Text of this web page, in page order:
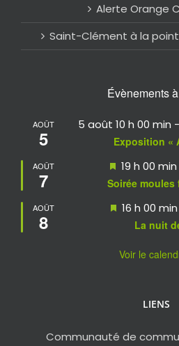
Alerte Orange
Saint-Clément à la
Évènements
AOÛT
5
5 août 10 h 00 min -
Exposition «
AOÛT
7
Mis
en
avant
19 h 00 min
Soirée
AOÛT
8
Mis
avant
16 h 00 min
La nuit
Voir le
LIENS
Communauté de